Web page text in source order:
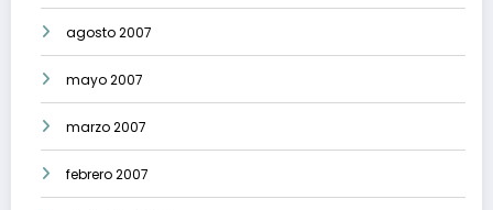
agosto 2007
mayo 2007
marzo 2007
febrero 2007